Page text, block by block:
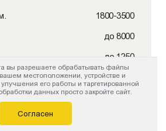
1800-3500
до 8000
до 1250
200-900
до 80
вы разрешаете обрабатывать файлы
местоположении, устройстве и
его работы и таргетированной
данных просто закройте сайт.
Согласен